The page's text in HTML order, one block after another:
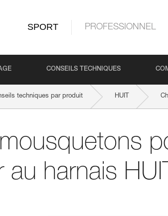
SPORT PROFESSIONNEL
CONSEILS TECHNIQUES
techniques par produit HUIT
harnais